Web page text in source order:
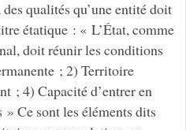
qualités qu’une entité doit
étatique : « L’État, comme
doit réunir les conditions
; 2) Territoire
; 4) Capacité d’entrer en
Ce sont les éléments dits